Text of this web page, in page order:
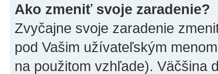
Ako zmeniť svoje zaradenie?
Zvyčajne svoje zaradenie
pod Vašim užívateľským
na použitom vzhľade). Väčšina